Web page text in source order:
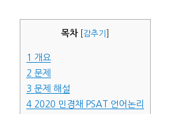
목차 감추기
1 개요
2 문제
3 문제 해설
42020 민경채 PSAT 언어논리